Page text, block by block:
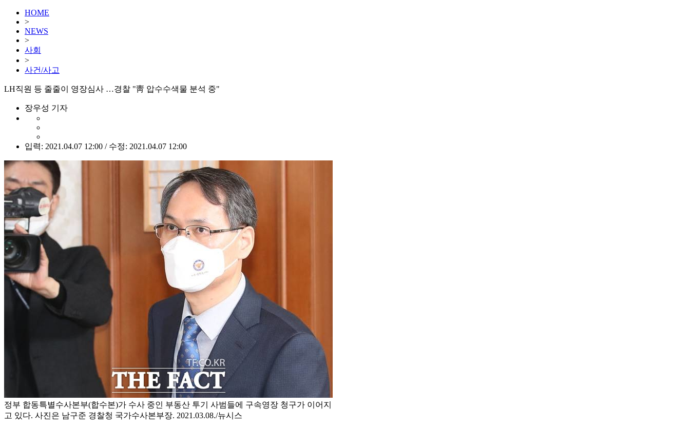
HOME
>
NEWS
>
사회
>
사건/사고
LH직원 등 줄줄이 영장심사 …경찰 "靑 압수수색물 분석 중"
장우성 기자
입력: 2021.04.07 12:00 / 수정: 2021.04.07 12:00
정부 합동특별수사본부(합수본)가 수사 중인 부동산 투기 사범들에 구속영장 청구가 이어지
고 있다. 사진은 남구준 경찰청 국가수사본부장. 2021.03.08./뉴시스